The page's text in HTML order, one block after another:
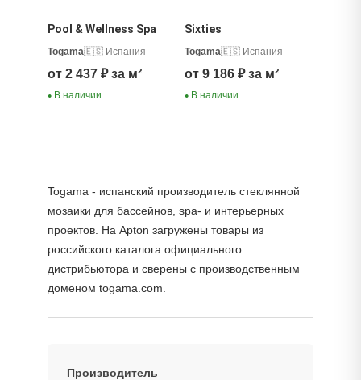
Pool & Wellness Spa
Togama🇪🇸 Испания
от 2 437 ₽ за м²
● В наличии
Sixties
Togama🇪🇸 Испания
от 9 186 ₽ за м²
● В наличии
Togama - испанский производитель стеклянной
мозаики для бассейнов, spa- и интерьерных
проектов. На Apton загружены товары из
российского каталога официального
дистрибьютора и сверены с производственным
доменом togama.com.
Производитель